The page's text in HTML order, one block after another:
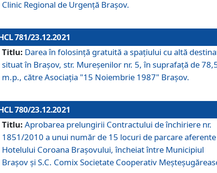
Clinic Regional de Urgență Brașov.
781/23.12.2021
Titlu: Darea în folosinţă gratuită a spaţiului cu altă
situat în Braşov, str. Mureşenilor nr. 5, în suprafaţă de
m.p., către Asociaţia "15 Noiembrie 1987" Braşov.
780/23.12.2021
Titlu: Aprobarea prelungirii Contractului de închiriere nr.
1851/2010 a unui număr de 15 locuri de parcare aferente
Hotelului Coroana Brașovului, încheiat între Municipiul
Braşov şi S.C. Comix Societate Cooperativ